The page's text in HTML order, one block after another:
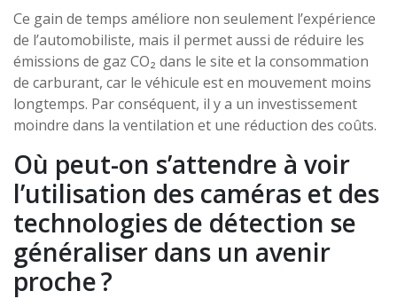
Ce gain de temps améliore non seulement l’expérience
de l’automobiliste, mais il permet aussi de réduire les
émissions de gaz CO₂ dans le site et la consommation
de carburant, car le véhicule est en mouvement moins
longtemps. Par conséquent, il y a un investissement
moindre dans la ventilation et une réduction des coûts.
Où peut-on s’attendre à voir
l’utilisation des caméras et des
technologies de détection se
généraliser dans un avenir
proche ?